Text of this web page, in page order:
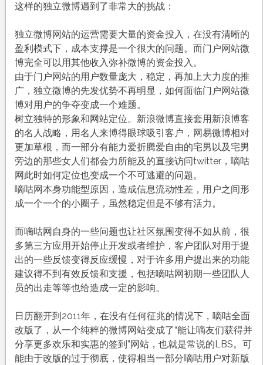
这样的独立微博遇到了非常大的挑战：
独立微博网站的运营需要大量的资金投入，在没有清晰的
盈利模式下，成本支撑是一个很大的问题。而门户网站微
博完全可以用其他收入弥补微博的资金投入。
由于门户网站的用户数量庞大，稳定，再加上大力度的推
广，独立微博的先发优势不再明显，如何面临门户网站微
博对用户的争夺变成一个难题。
树立独特的形象和网站定位。新浪微博直接套用新浪博客
的名人战略，用名人来博得眼球吸引客户，网易微博相对
更加草根，而一部分有能力爱折腾爱自由的宅男以及宅男
旁边的那些女人们都会力所能及的直接访问twitter，嘀咕
网此时如何定位也变成一个不可逃避的问题。
嘀咕网本身功能型原因，造成信息流动性差，用户之间形
成一个一个的小圈子，虽然稳定但是不够有活力。
而嘀咕网自身的一些问题也让社区氛围变得不如从前，很
多第三方应用开始停止开发或者维护，客户团队对用于提
出的一些反馈变得反应缓慢，对于许多用户提出来的功能
建议得不到有效反馈和支援，包括嘀咕网初期一些团队人
员的出走等等也给造成一定的影响。
日历翻开到2011年，在没有任何征兆的情况下，嘀咕全面
改版了，从一个纯粹的微博网站变成了“能让嘀友们获得并
分享更多欢乐和实惠的签到”网站，也就是常说的LBS。可
能由于改版的过于彻底，使得相当一部分嘀咕用户对新版